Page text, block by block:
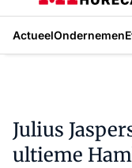
ActueelOndernemen
Julius
ultieme